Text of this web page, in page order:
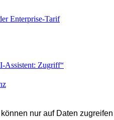
Enterprise-Tarif
Assistent: Zugriff“
können nur auf Daten